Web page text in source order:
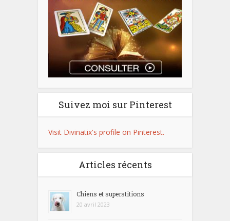
Suivez moi sur Pinterest
Visit Divinatix's profile on Pinterest.
Articles récents
Chiens et superstitions
20 avril 2023